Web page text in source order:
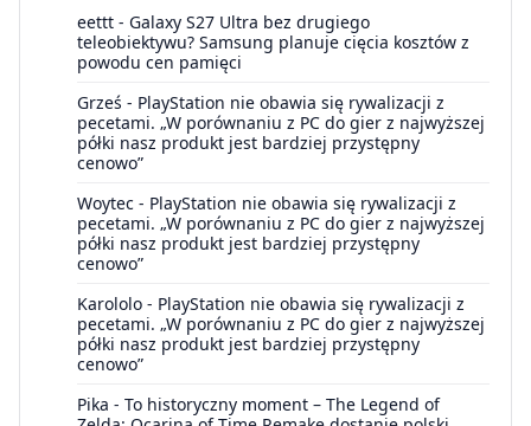
eettt - Galaxy S27 Ultra bez drugiego
teleobiektywu? Samsung planuje cięcia kosztów z
powodu cen pamięci
Grześ - PlayStation nie obawia się rywalizacji z
pecetami. „W porównaniu z PC do gier z najwyższej
półki nasz produkt jest bardziej przystępny
cenowo”
Woytec - PlayStation nie obawia się rywalizacji z
pecetami. „W porównaniu z PC do gier z najwyższej
półki nasz produkt jest bardziej przystępny
cenowo”
Karololo - PlayStation nie obawia się rywalizacji z
pecetami. „W porównaniu z PC do gier z najwyższej
półki nasz produkt jest bardziej przystępny
cenowo”
Pika - To historyczny moment – The Legend of